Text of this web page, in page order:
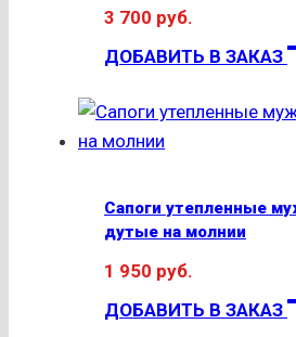
3 700 руб.
ДОБАВИТЬ В ЗАКАЗ
Сапоги утепленные
дутые на молнии
1 950 руб.
ДОБАВИТЬ В ЗАКАЗ